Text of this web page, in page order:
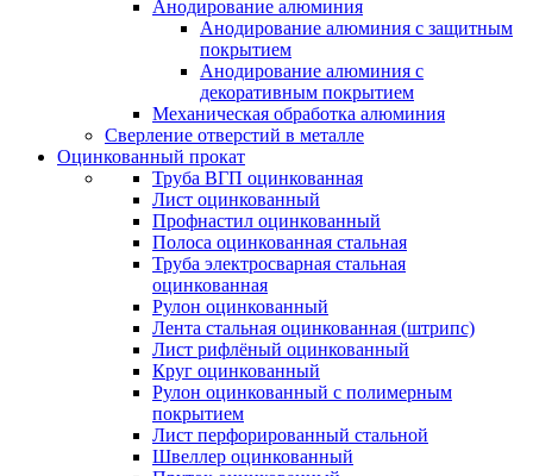
Анодирование алюминия
Анодирование алюминия с защитным
покрытием
Анодирование алюминия с
декоративным покрытием
Механическая обработка алюминия
Сверление отверстий в металле
Оцинкованный прокат
Труба ВГП оцинкованная
Лист оцинкованный
Профнастил оцинкованный
Полоса оцинкованная стальная
Труба электросварная стальная
оцинкованная
Рулон оцинкованный
Лента стальная оцинкованная (штрипс)
Лист рифлёный оцинкованный
Круг оцинкованный
Рулон оцинкованный с полимерным
покрытием
Лист перфорированный стальной
Швеллер оцинкованный